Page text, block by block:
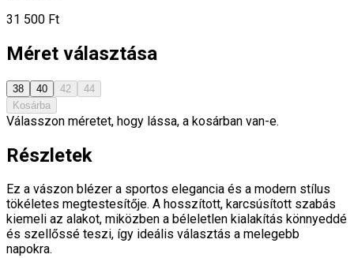
31 500 Ft
Méret választása
38 40 42
44
Kosárba
Válasszon méretet, hogy lássa, a kosárban van-e.
Részletek
Ez a vászon blézer a sportos elegancia és a modern stílus
tökéletes megtestesítője. A hosszított, karcsúsított szabás
kiemeli az alakot, miközben a béleletlen kialakítás könnyeddé
és szellőssé teszi, így ideális választás a melegebb
napokra.